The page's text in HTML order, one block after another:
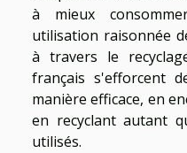
à mieux
utilisation raisonnée
à travers le
français s'efforcent
manière efficace, en
en recyclant autant
utilisés.